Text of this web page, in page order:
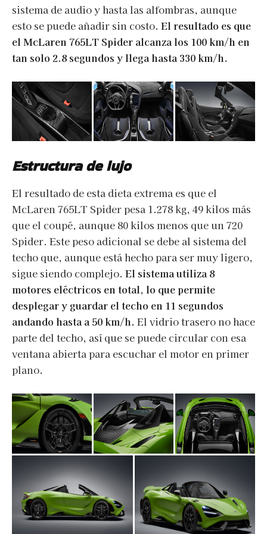
sistema de audio y hasta las alfombras, aunque
esto se puede añadir sin costo. El resultado es que
el McLaren 765LT Spider alcanza los 100 km/h en
tan solo 2.8 segundos y llega hasta 330 km/h.
Estructura de lujo
El resultado de esta dieta extrema es que el
McLaren 765LT Spider pesa 1.278 kg, 49 kilos más
que el coupé, aunque 80 kilos menos que un 720
Spider. Este peso adicional se debe al sistema del
techo que, aunque está hecho para ser muy ligero,
sigue siendo complejo. El sistema utiliza 8
motores eléctricos en total, lo que permite
desplegar y guardar el techo en 11 segundos
andando hasta a 50 km/h. El vidrio trasero no hace
parte del techo, así que se puede circular con esa
ventana abierta para escuchar el motor en primer
plano.